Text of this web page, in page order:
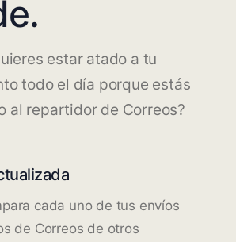
estar atado a tu
todo el día porque estás
al repartidor de Correos?
cada uno de tus envíos
de Correos de otros